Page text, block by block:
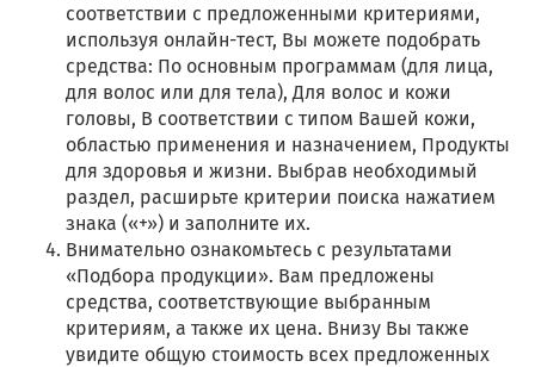
соответствии с предложенными критериями,
используя онлайн-тест, Вы можете подобрать
средства: По основным программам (для лица,
для волос или для тела), Для волос и кожи
головы, В соответствии с типом Вашей кожи,
областью применения и назначением, Продукты
для здоровья и жизни. Выбрав необходимый
раздел, расширьте критерии поиска нажатием
знака («+») и заполните их.
Внимательно ознакомьтесь с результатами
«Подбора продукции». Вам предложены
средства, соответствующие выбранным
критериям, а также их цена. Внизу Вы также
увидите общую стоимость всех предложенных